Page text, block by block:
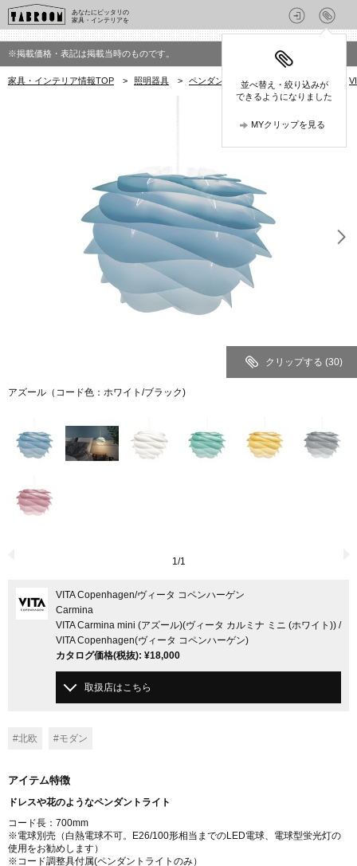
あなたにピッタリの
家具・インテリアを
並べ替え・絞り込みが
できるようになりました
MYクリップを見る
※掲載価格・表記は掲載当時のものです。
家具・インテリア情報TOP > 照明器具 > ペンダントライト・ペンダント照明
クリップする (30)
アズール（コード色：ホワイト/ブラック)
1/1
VITA Copenhagen/ヴィータ コペンハーゲン
Carmina
VITA Carmina mini (アズール)(ヴィータ カルミナ ミニ (ホワイト)) /
VITA Copenhagen(ヴィータ コペンハーゲン)
カタログ価格(税抜): ¥18,000
取扱店はこちら
#北欧 #モダン
アイテム特徴
ドレスや花のようなペンダントライト
コード長：700mm
※電球別売（白熱電球不可。E26/100形相当までのLED電球、電球型蛍光灯の
使用をお勧めします）
※コード調整具付属(ペンダントライトのみ）